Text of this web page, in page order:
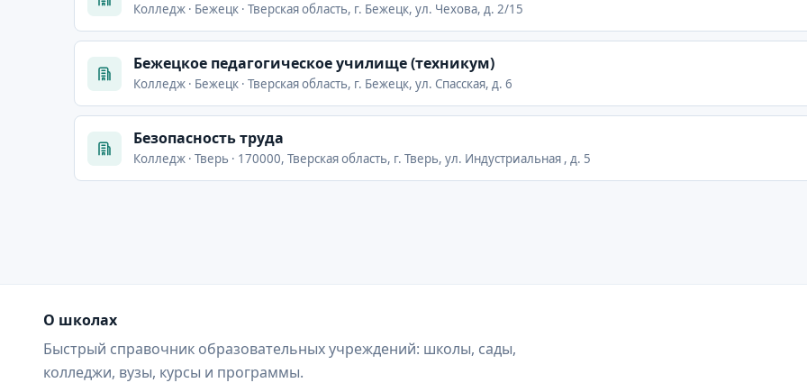
Колледж · Бежецк · Тверская область, г. Бежецк, ул. Чехова, д. 2/15
Бежецкое педагогическое училище (техникум)
Колледж · Бежецк · Тверская область, г. Бежецк, ул. Спасская, д. 6
Безопасность труда
Колледж · Тверь · 170000, Тверская область, г. Тверь, ул. Индустриальная , д. 5
О школах
Быстрый справочник образовательных учреждений: школы, сады,
колледжи, вузы, курсы и программы.